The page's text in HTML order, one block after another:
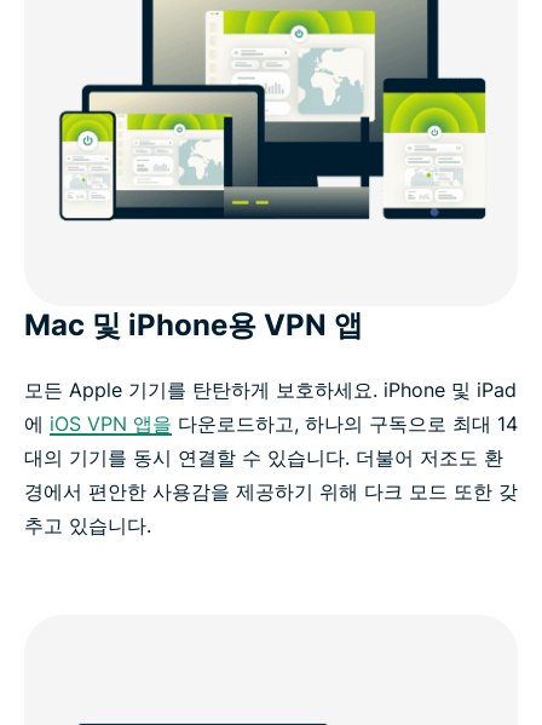
Mac 및 iPhone용 VPN 앱
모든 Apple 기기를 탄탄하게 보호하세요. iPhone 및 iPad
에 iOS VPN 앱을 다운로드하고, 하나의 구독으로 최대 14
대의 기기를 동시 연결할 수 있습니다. 더불어 저조도 환
경에서 편안한 사용감을 제공하기 위해 다크 모드 또한 갖
추고 있습니다.